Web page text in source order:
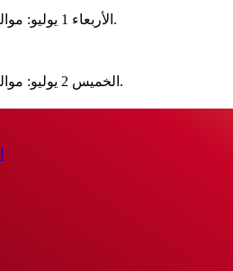
- الأربعاء 1 يوليو: مواليد 2013 و2014 و2015، وتبدأ الاختبارات في الساعة السابعة صباحًا.
- الخميس 2 يوليو: مواليد 2010 و2011 و2012، وتبدأ الاختبارات في الساعة السابعة صباحًا.